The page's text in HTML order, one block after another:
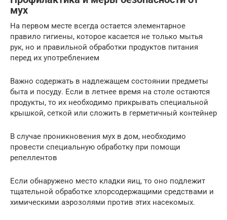
мух
На первом месте всегда остается элементарное
правило гигиены, которое касается не только мытья
рук, но и правильной обработки продуктов питания
перед их употреблением
Важно содержать в надлежащем состоянии предметы
быта и посуду. Если в летнее время на столе остаются
продукты, то их необходимо прикрывать специальной
крышкой, сеткой или сложить в герметичный контейнер
В случае проникновения мух в дом, необходимо
провести специальную обработку при помощи
репеллентов
Если обнаружено место кладки яиц, то оно подлежит
тщательной обработке хлорсодержащими средствами и
химическими аэрозолями против этих насекомых.